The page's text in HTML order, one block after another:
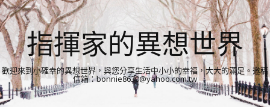
指揮家的異想世界
歡迎來到小確幸的異想世界，與您分享生活中小小的幸福，大大的滿足。邀稿
信箱：bonnie8630@yahoo.com.tw